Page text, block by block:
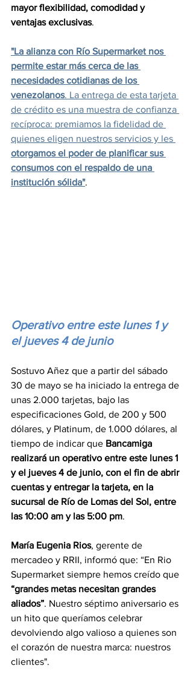
mayor flexibilidad, comodidad y
ventajas exclusivas.
"La alianza con Río Supermarket nos
permite estar más cerca de las
necesidades cotidianas de los
venezolanos. La entrega de esta tarjeta
de crédito es una muestra de confianza
recíproca: premiamos la fidelidad de
quienes eligen nuestros servicios y les
otorgamos el poder de planificar sus
consumos con el respaldo de una
institución sólida".
Operativo entre este lunes 1 y
el jueves 4 de junio
Sostuvo Añez que a partir del sábado
30 de mayo se ha iniciado la entrega de
unas 2.000 tarjetas, bajo las
especificaciones Gold, de 200 y 500
dólares, y Platinum, de 1.000 dólares, al
tiempo de indicar que Bancamiga
realizará un operativo entre este lunes 1
y el jueves 4 de junio, con el fin de abrir
cuentas y entregar la tarjeta, en la
sucursal de Río de Lomas del Sol, entre
las 10:00 am y las 5:00 pm.
María Eugenia Rios, gerente de
mercadeo y RRII, informó que: “En Rio
Supermarket siempre hemos creído que
“grandes metas necesitan grandes
aliados”. Nuestro séptimo aniversario es
un hito que queríamos celebrar
devolviendo algo valioso a quienes son
el corazón de nuestra marca: nuestros
clientes".